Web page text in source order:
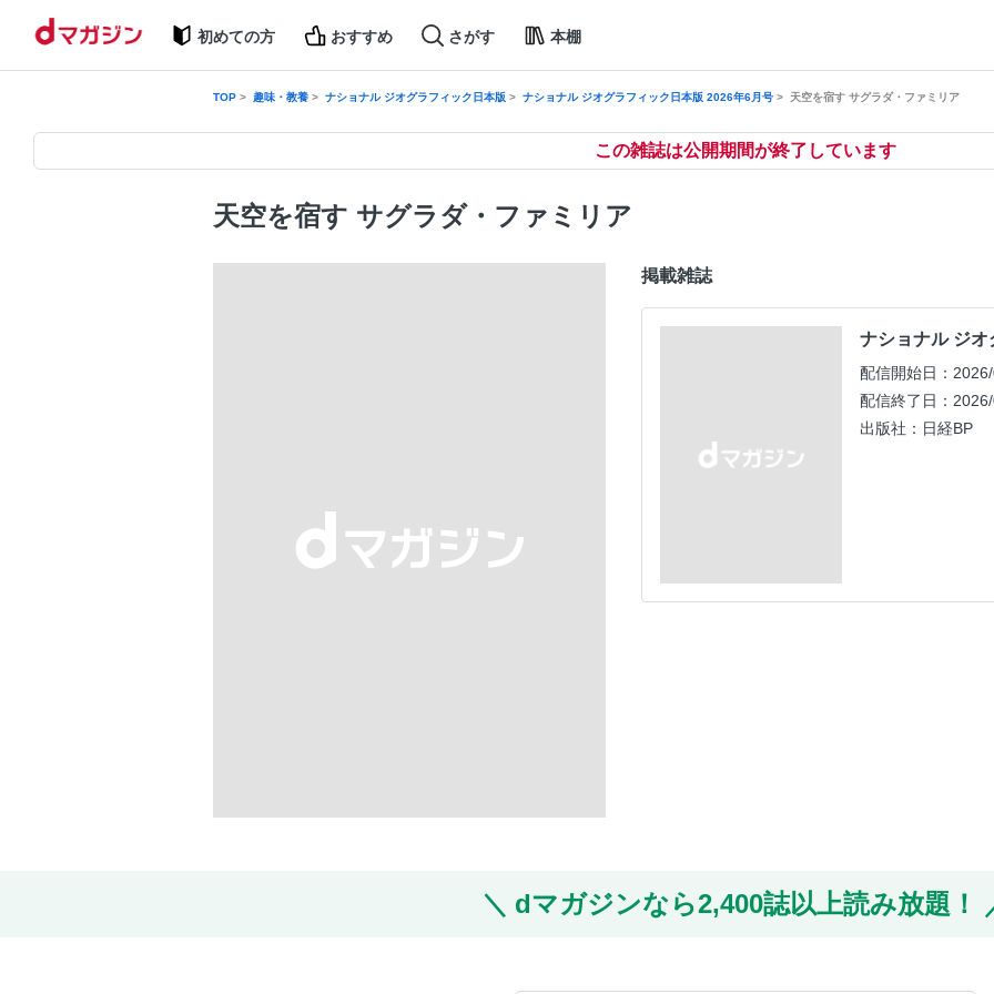
初めての方 おすすめ さがす 本棚
TOP 趣味・教養 ナショナル ジオグラフィック日本版 ナショナル ジオグラフィック日本版 2026年6月号 天空を宿す サグラダ・ファミリア
この雑誌は公開期間が終了しています
天空を宿す サグラダ・ファミリア
掲載雑誌
ナショナル ジ
配信開始日：
配信終了日：
出版社：日経BP
dマガジンなら2,400誌以上読み放題！